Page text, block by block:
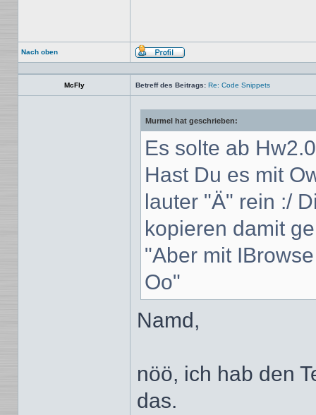
Nach oben
Profil
McFly Betreff des Beitrags: Re: Code Snippets
Murmel hat geschrieben:
Es solte ab
Hast Du es mit
lauter "Ä" rein :/
kopieren damit
"Aber mit
Oo"
Namd,
nöö, ich hab den
das.